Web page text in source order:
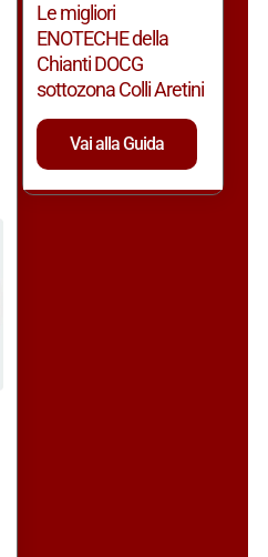
Le migliori
ENOTECHE della
Chianti DOCG
sottozona Colli Aretini
Vai alla Guida